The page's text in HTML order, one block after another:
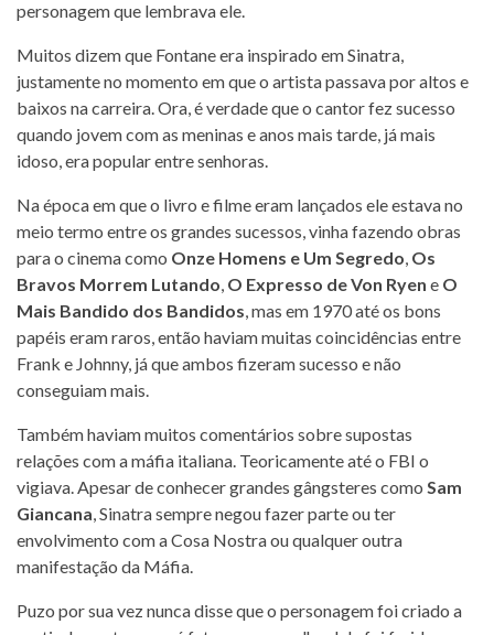
personagem que lembrava ele.
Muitos dizem que Fontane era inspirado em Sinatra,
justamente no momento em que o artista passava por altos e
baixos na carreira. Ora, é verdade que o cantor fez sucesso
quando jovem com as meninas e anos mais tarde, já mais
idoso, era popular entre senhoras.
Na época em que o livro e filme eram lançados ele estava no
meio termo entre os grandes sucessos, vinha fazendo obras
para o cinema como Onze Homens e Um Segredo Os
Bravos Morrem Lutando O Expresso de Von Ryen e O
Mais Bandido dos Bandidos , mas em 1970 até os bons
papéis eram raros, então haviam muitas coincidências entre
Frank e Johnny, já que ambos fizeram sucesso e não
conseguiam mais.
Também haviam muitos comentários sobre supostas
relações com a máfia italiana. Teoricamente até o FBI o
vigiava. Apesar de conhecer grandes gângsteres como Sam
Giancana , Sinatra sempre negou fazer parte ou ter
envolvimento com a Cosa Nostra ou qualquer outra
manifestação da Máfia.
Puzo por sua vez nunca disse que o personagem foi criado a